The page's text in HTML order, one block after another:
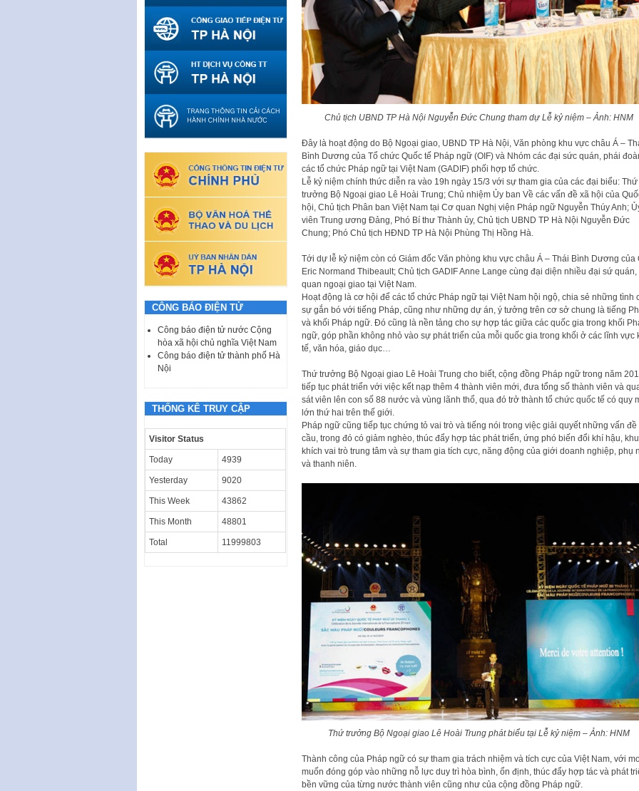
Chủ tịch UBND TP Hà Nội Nguyễn Đức Chung tham dự Lễ kỷ niệm – Ảnh: HNM
Đây là hoạt động do Bộ Ngoại giao, UBND TP Hà Nội, Văn phòng khu vực châu Á –
Bình Dương của Tổ chức Quốc tế Pháp ngữ (OIF) và Nhóm các đại sức quán, phái
các tổ chức Pháp ngữ tại Việt Nam (GADIF) phối hợp tổ chức.
Lễ kỷ niệm chính thức diễn ra vào 19h ngày 15/3 với sự tham gia của các đại biểu: Thứ
trưởng Bộ Ngoại giao Lê Hoài Trung; Chủ nhiệm Ủy ban Về các vấn đề xã hội của
hội, Chủ tịch Phân ban Việt Nam tại Cơ quan Nghị viện Pháp ngữ Nguyễn Thúy Anh;
viên Trung ương Đảng, Phó Bí thư Thành ủy, Chủ tịch UBND TP Hà Nội Nguyễn Đức
Chung; Phó Chủ tịch HĐND TP Hà Nội Phùng Thị Hồng Hà.
Tới dự lễ kỷ niệm còn có Giám đốc Văn phòng khu vực châu Á – Thái Bình Dương của
Eric Normand Thibeault; Chủ tịch GADIF Anne Lange cùng đại diện nhiều đại sứ quán,
quan ngoại giao tại Việt Nam.
Hoạt động là cơ hội để các tổ chức Pháp ngữ tại Việt Nam hội ngộ, chia sẻ những tình
sự gắn bó với tiếng Pháp, cũng như những dự án, ý tưởng trên cơ sở chung là tiếng
và khối Pháp ngữ. Đó cũng là nền tảng cho sự hợp tác giữa các quốc gia trong khối
ngữ, góp phần không nhỏ vào sự phát triển của mỗi quốc gia trong khối ở các lĩnh vực
tế, văn hóa, giáo dục…
Thứ trưởng Bộ Ngoại giao Lê Hoài Trung cho biết, cộng đồng Pháp ngữ trong năm
tiếp tục phát triển với việc kết nạp thêm 4 thành viên mới, đưa tổng số thành viên và
sát viên lên con số 88 nước và vùng lãnh thổ, qua đó trở thành tổ chức quốc tế có quy
lớn thứ hai trên thế giới.
Pháp ngữ cũng tiếp tục chứng tỏ vai trò và tiếng nói trong việc giải quyết những vấn đề
cầu, trong đó có giảm nghèo, thúc đẩy hợp tác phát triển, ứng phó biến đổi khí hậu,
khích vai trò trung tâm và sự tham gia tích cực, năng động của giới doanh nghiệp, phụ
và thanh niên.
Thứ trưởng Bộ Ngoại giao Lê Hoài Trung phát biểu tại Lễ kỷ niệm – Ảnh: HNM
Thành công của Pháp ngữ có sự tham gia trách nhiệm và tích cực của Việt Nam, với
muốn đóng góp vào những nỗ lực duy trì hòa bình, ổn định, thúc đẩy hợp tác và phát
bền vững của từng nước thành viên cũng như của cộng đồng Pháp ngữ.
CÔNG BÁO ĐIỆN TỬ
Công báo điện tử nước Cộng
hòa xã hội chủ nghĩa Việt Nam
Công báo điện tử thành phố Hà
Nội
THỐNG KÊ TRUY CẬP
Visitor Status
Today 4939
Yesterday 9020
This Week 43862
This Month 48801
Total 11999803